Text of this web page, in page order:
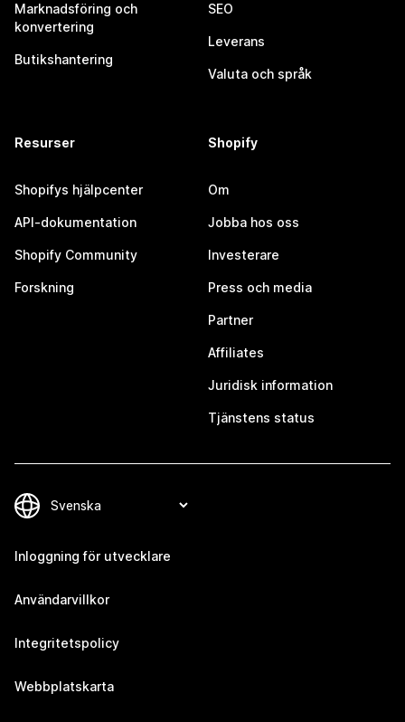
Marknadsföring och
konvertering
Butikshantering
SEO
Leverans
Valuta och språk
Resurser
Shopifys hjälpcenter
API-dokumentation
Shopify Community
Forskning
Shopify
Om
Jobba hos oss
Investerare
Press och media
Partner
Affiliates
Juridisk information
Tjänstens status
Inloggning för utvecklare
Användarvillkor
Integritetspolicy
Webbplatskarta